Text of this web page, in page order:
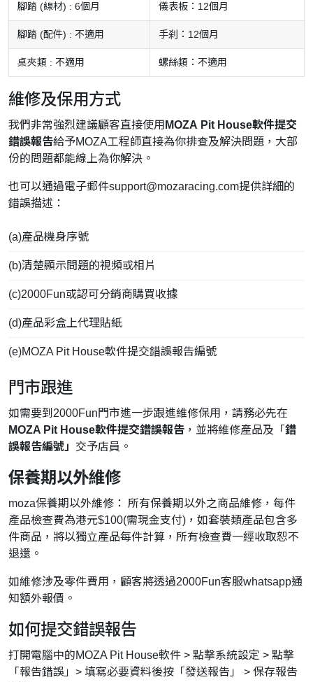
腳踏 (線材) : 6個月 儀表板：12個月
腳踏 (配件) : 不適用 手刹：12個月
桌夾類 : 不適用 螺絲類：不適用
維修及保用方式
我們非常強烈建議顧客直接使用 MOZA Pit House軟件提交
錯誤報告給予MOZA工程師直接為你排查及解決問題，大部
份的問題都能線上為你解決。
也可以通過電子郵件support@mozaracing.com提供詳細的
錯誤描述：
(a)產品機身序號
(b)清楚顯示問題的視頻或相片
(c)2000Fun或認可分銷商購買收據
(d)產品彩盒上代理貼紙
(e)MOZA Pit House軟件提交錯誤報告編號
門市跟進
如需要到2000Fun門市進一步跟進維修保用，請務必先在
MOZA Pit House軟件提交錯誤報告 ，並將維修產品及「 錯
誤報告編號」 交予店員。
保養期以外維修
moza保養期以外維修： 所有保養期以外之商品維修，每件
產品檢查費為港元$100(需現金支付)，如套裝類產品包含多
件商品，將以獨立產品每件計算，所有檢查費一經收取恕不
退還。
如維修涉及零件費用，顧客將透過2000Fun客服whatsapp通
知額外報價。
如何提交錯誤報告
打開電腦中的MOZA Pit House軟件 > 點撃系統設定 > 點撃
「報告錯誤」> 填寫必要資料後按「發送報告」 > 保存報告